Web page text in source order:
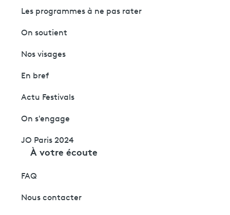
Les programmes à ne pas rater
On soutient
Nos visages
En bref
Actu Festivals
On s'engage
JO Paris 2024
À votre écoute
FAQ
Nous contacter